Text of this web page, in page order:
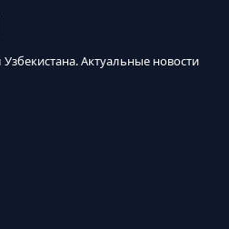
Актуальные новости